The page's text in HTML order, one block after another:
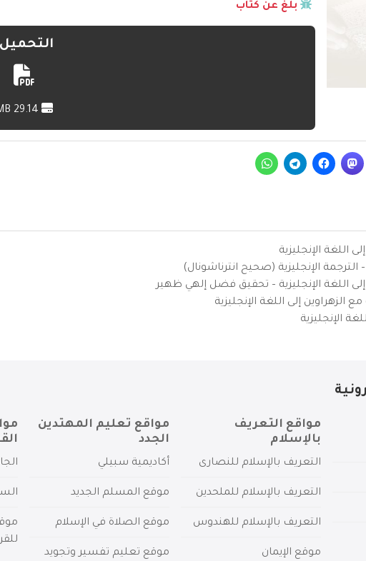
بلّغ عن كتاب
التحميل
اللغة الإنجليزية
الترجمة الإنجليزية (صحيح انترناشونال)
اللغة الإنجليزية – تحقيق فضل إلهي ظهير
الزهراوين إلى اللغة الإنجليزية
الإنجليزية
مواقع التعريف
بالإسلام
التعريف بالإسلام للنصارى
التعريف بالإسلام للملحدين
التعريف بالإسلام للهندوس
موقع الإيمان
مواقع تعليم المهتدين
الجدد
أكاديمية سبيلي
موقع المسلم الجديد
موقع الصلاة في الإسلام
موقع تعليم تفسير وتجويد